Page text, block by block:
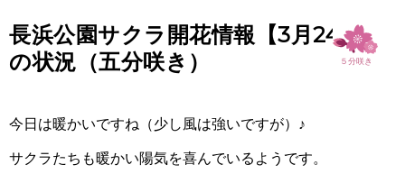
長浜公園サクラ開花情報【3月24日】
の状況（五分咲き）
今日は暖かいですね（少し風は強いですが）♪
サクラたちも暖かい陽気を喜んでいるようです。